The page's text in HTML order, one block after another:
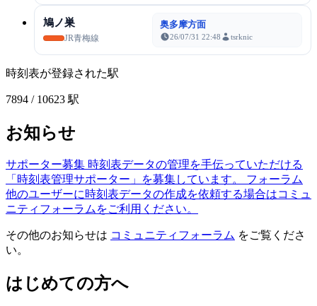
鳩ノ巣
JR青梅線
奥多摩方面
26/07/31 22:48 tsrknic
時刻表が登録された駅
7894 / 10623 駅
お知らせ
サポーター募集 時刻表データの管理を手伝っていただける
「時刻表管理サポーター」を募集しています。
フォーラム
他のユーザーに時刻表データの作成を依頼する場合はコミュ
ニティフォーラムをご利用ください。
その他のお知らせは コミュニティフォーラム をご覧くださ
い。
はじめての方へ